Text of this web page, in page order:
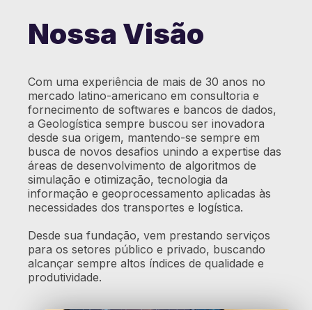
Nossa Visão
Com uma experiência de mais de 30 anos no
mercado latino-americano em consultoria e
fornecimento de softwares e bancos de dados,
a Geologística sempre buscou ser inovadora
desde sua origem, mantendo-se sempre em
busca de novos desafios unindo a expertise das
áreas de desenvolvimento de algoritmos de
simulação e otimização, tecnologia da
informação e geoprocessamento aplicadas às
necessidades dos transportes e logística.
Desde sua fundação, vem prestando serviços
para os setores público e privado, buscando
alcançar sempre altos índices de qualidade e
produtividade.